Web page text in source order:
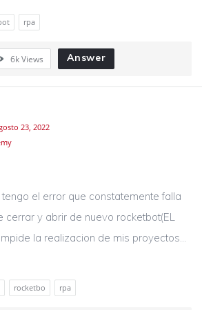
rpa
6kViews Answer
23, 2022
el error que constatemente falla
cerrar y abrir de nuevo rocketbot(EL
la realizacion de mis proyectos…
rocketbo rpa